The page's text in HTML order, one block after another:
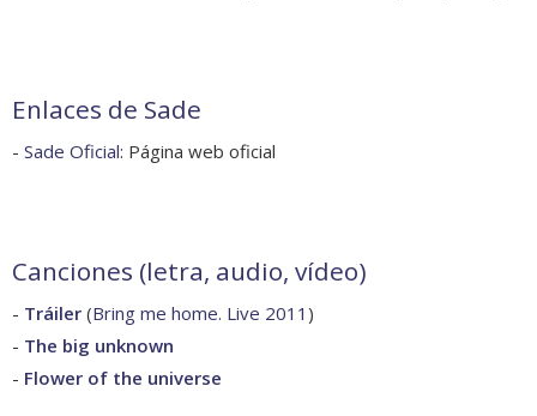
Enlaces de Sade
- Sade Oficial: Página web oficial
Canciones (letra, audio, vídeo)
- Tráiler (Bring me home. Live 2011 )
- The big unknown
- Flower of the universe